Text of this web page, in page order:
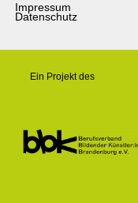
Impressum
Datenschutz
Ein Projekt des